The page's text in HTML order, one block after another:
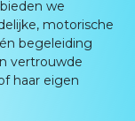
we
motorische
begeleiding
vertrouwde
haar eigen